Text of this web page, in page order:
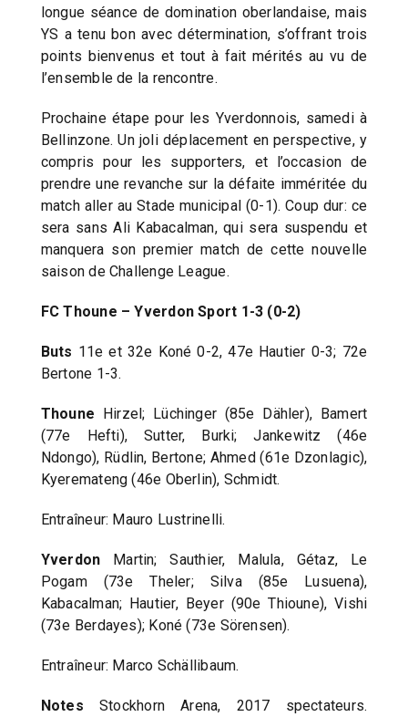
longue séance de domination oberlandaise, mais
YS a tenu bon avec détermination, s’offrant trois
points bienvenus et tout à fait mérités au vu de
l’ensemble de la rencontre.
Prochaine étape pour les Yverdonnois, samedi à
Bellinzone. Un joli déplacement en perspective, y
compris pour les supporters, et l’occasion de
prendre une revanche sur la défaite imméritée du
match aller au Stade municipal (0-1). Coup dur: ce
sera sans Ali Kabacalman, qui sera suspendu et
manquera son premier match de cette nouvelle
saison de Challenge League.
FC Thoune – Yverdon Sport 1-3 (0-2)
Buts 11e et 32e Koné 0-2, 47e Hautier 0-3; 72e
Bertone 1-3.
Thoune Hirzel; Lüchinger (85e Dähler), Bamert
(77e Hefti), Sutter, Burki; Jankewitz (46e
Ndongo), Rüdlin, Bertone; Ahmed (61e Dzonlagic),
Kyeremateng (46e Oberlin), Schmidt.
Entraîneur: Mauro Lustrinelli.
Yverdon Martin; Sauthier, Malula, Gétaz, Le
Pogam (73e Theler; Silva (85e Lusuena),
Kabacalman; Hautier, Beyer (90e Thioune), Vishi
(73e Berdayes); Koné (73e Sörensen).
Entraîneur: Marco Schällibaum.
Notes Stockhorn Arena, 2017 spectateurs.